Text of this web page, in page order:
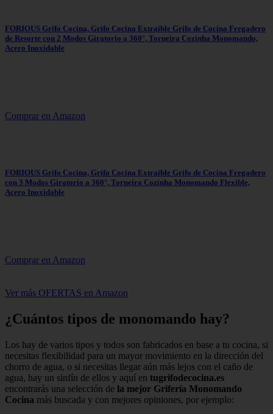
FORIOUS Grifo Cocina, Grifo Cocina Extraible Grifo de Cocina Fregadero
de Resorte con 2 Modos Giratorio a 360°, Torneira Cozinha Monomando,
Acero Inoxidable
Comprar en Amazon
FORIOUS Grifo Cocina, Grifo Cocina Extraible Grifo de Cocina Fregadero
con 3 Modos Giratorio a 360°, Torneira Cozinha Monomando Flexible,
Acero Inoxidable
Comprar en Amazon
Ver más OFERTAS en Amazon
¿Cuántos tipos de monomando hay?
Los hay de varios tipos y todos son fabricados en base a tu cocina, si
necesitas flexibilidad para un mayor movimiento en la dirección del
chorro de agua, o si necesitas llegar aún más lejos con el caño de
agua, hay un sinfín de ellos y aquí en tugrifodecocina.es
encontrarás una selección de la mejor Grifería Monomando
Cocina más buscada y con mejores opiniones, por ejemplo: